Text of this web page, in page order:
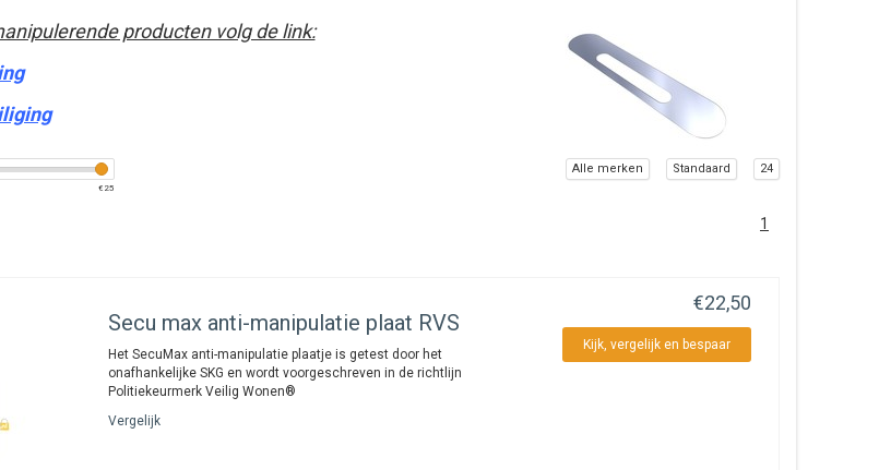
producten volg de link:
€ 25
Alle merken Standaard 24
1
Secu max anti-manipulatie plaat RVS
Het SecuMax anti-manipulatie plaatje is getest door het
onafhankelijke SKG en wordt voorgeschreven in de richtlijn
Politiekeurmerk Veilig Wonen®
Vergelijk
€22,50
Kijk, vergelijk en bespaar